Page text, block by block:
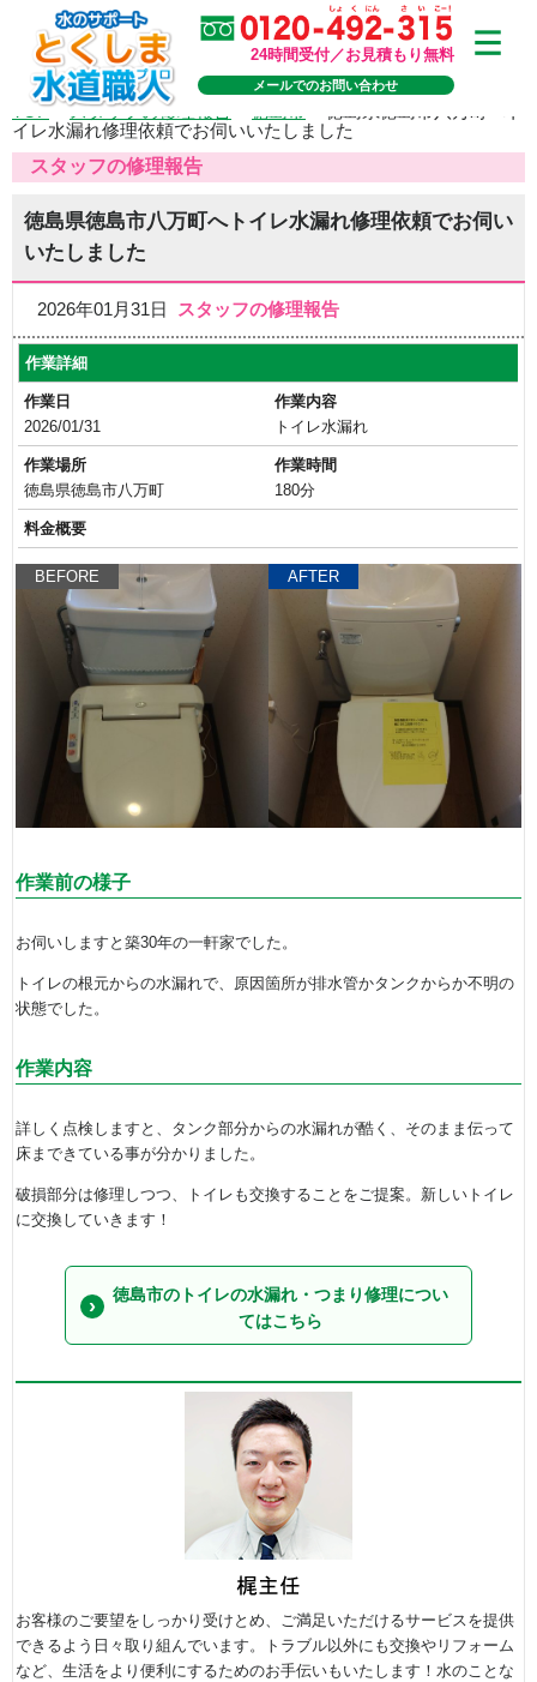
24時間受付／お見積もり無料
メールでのお問い合わせ
TOP>スタッフの修理報告
イレ水漏れ修理依頼でお伺いいたしました
スタッフの修理報告
徳島県徳島市八万町へトイレ水漏れ修理依頼でお伺い
いたしました
2026年01月31日 スタッフの修理報告
作業詳細
作業日
2026/01/31
作業内容
トイレ水漏れ
作業場所
徳島県徳島市八万町
作業時間
180分
料金概要
BEFORE AFTER
作業前の様子
お伺いしますと築30年の一軒家でした。
トイレの根元からの水漏れで、原因箇所が排水管かタンクからか不明の
状態でした。
作業内容
詳しく点検しますと、タンク部分からの水漏れが酷く、そのまま伝って
床まできている事が分かりました。
破損部分は修理しつつ、トイレも交換することをご提案。新しいトイレ
に交換していきます！
徳島市のトイレの水漏れ・つまり修理につい
てはこちら
お客様のご要望をしっかり受けとめ、ご満足いただけるサービスを提供
できるよう日々取り組んでいます。トラブル以外にも交換やリフォーム
など、生活をより便利にするためのお手伝いもいたします！水のことな